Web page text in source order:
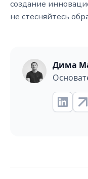
создание
не стесняйтесь
Дима